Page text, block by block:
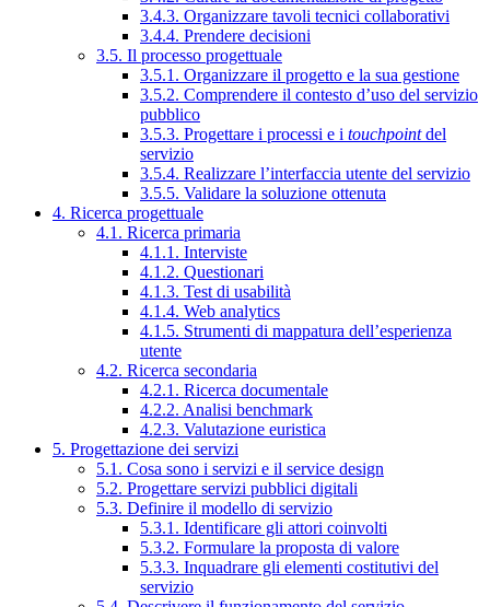
3.4.3. Organizzare tavoli tecnici collaborativi
3.4.4. Prendere decisioni
3.5. Il processo progettuale
3.5.1. Organizzare il progetto e la sua gestione
3.5.2. Comprendere il contesto d’uso del servizio
pubblico
3.5.3. Progettare i processi e i touchpointdel
servizio
3.5.4. Realizzare l’interfaccia utente del servizio
3.5.5. Validare la soluzione ottenuta
4. Ricerca progettuale
4.1. Ricerca primaria
4.1.1. Interviste
4.1.2. Questionari
4.1.3. Test di usabilità
4.1.4. Web analytics
4.1.5. Strumenti di mappatura dell’esperienza
utente
4.2. Ricerca secondaria
4.2.1. Ricerca documentale
4.2.2. Analisi benchmark
4.2.3. Valutazione euristica
5. Progettazione dei servizi
5.1. Cosa sono i servizi e il service design
5.2. Progettare servizi pubblici digitali
5.3. Definire il modello di servizio
5.3.1. Identificare gli attori coinvolti
5.3.2. Formulare la proposta di valore
5.3.3. Inquadrare gli elementi costitutivi del
servizio